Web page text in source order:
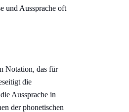
und Aussprache oft
Notation, das für
die
Aussprache in
der phonetischen